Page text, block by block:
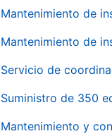
Mantenimiento de
Mantenimiento de
Servicio de
Suministro de 350
Mantenimiento y